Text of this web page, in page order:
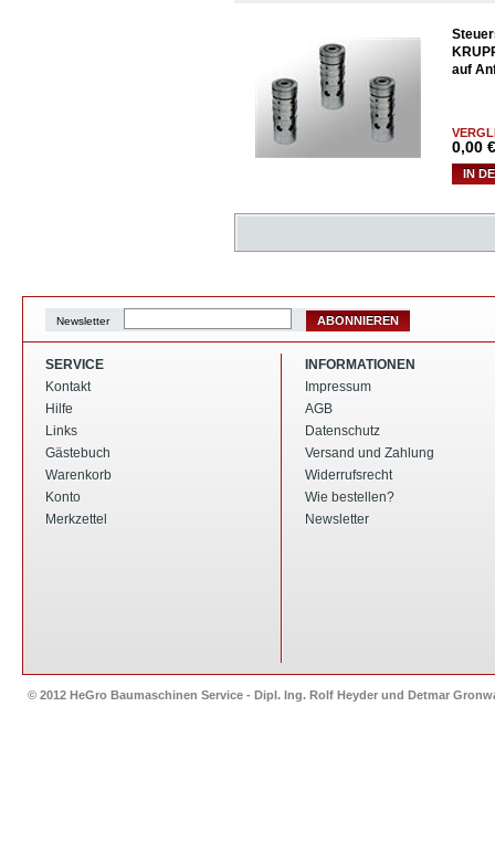
auf
0,00
IN
Newsletter ABONNIEREN
SERVICE
Kontakt
Hilfe
Links
Gästebuch
Warenkorb
Konto
Merkzettel
INFORMATIONEN
Impressum
AGB
Datenschutz
Versand und Zahlung
Widerrufsrecht
Wie bestellen?
Newsletter
© 2012 HeGro Baumaschinen Service - Dipl. Ing. Rolf Heyder und Detmar